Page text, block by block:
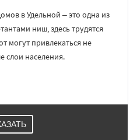
в Удельной – это одна из
ниш, здесь трудятся
могут привлекаться не
слои населения.